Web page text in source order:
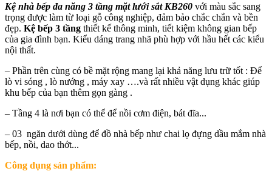
Kệ nhà bếp đa năng 3 tầng mặt lưới sắt KB260 với màu sắc sang
trọng được làm từ loại gỗ công nghiệp, đảm bảo chắc chắn và bền
đẹp. Kệ bếp 3 tầng thiết kế thông minh, tiết kiệm không gian bếp
của gia đình bạn. Kiểu dáng trang nhã phù hợp với hầu hết các kiểu
nội thất.
– Phần trên cùng có bề mặt rộng mang lại khả năng lưu trữ tốt : Để
lò vi sóng , lò nướng , máy xay ….và rất nhiều vật dụng khác giúp
khu bếp của bạn thêm gọn gàng .
– Tầng 4 là nơi bạn có thể để nồi cơm điện, bát đĩa...
– 03 ngăn dưới dùng để đồ nhà bếp như chai lọ đựng dầu mắm nhà
bếp, nồi, dao thớt...
Công dụng sản phẩm: